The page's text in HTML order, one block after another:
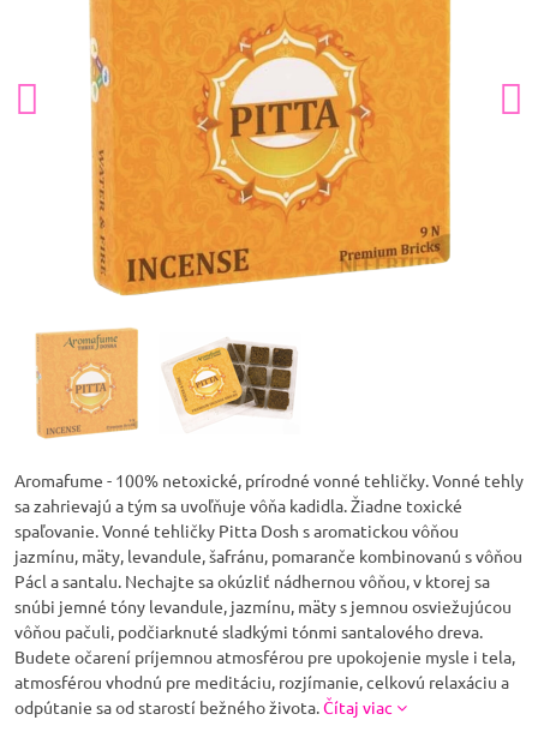
Aromafume - 100% netoxické, prírodné vonné tehličky. Vonné tehly
sa zahrievajú a tým sa uvoľňuje vôňa kadidla. Žiadne toxické
spaľovanie. Vonné tehličky Pitta Dosh s aromatickou vôňou
jazmínu, mäty, levandule, šafránu, pomaranče kombinovanú s vôňou
Pácl a santalu. Nechajte sa okúzliť nádhernou vôňou, v ktorej sa
snúbi jemné tóny levandule, jazmínu, mäty s jemnou osviežujúcou
vôňou pačuli, podčiarknuté sladkými tónmi santalového dreva.
Budete očarení príjemnou atmosférou pre upokojenie mysle i tela,
atmosférou vhodnú pre meditáciu, rozjímanie, celkovú relaxáciu a
odpútanie sa od starostí bežného života.Čítaj viac